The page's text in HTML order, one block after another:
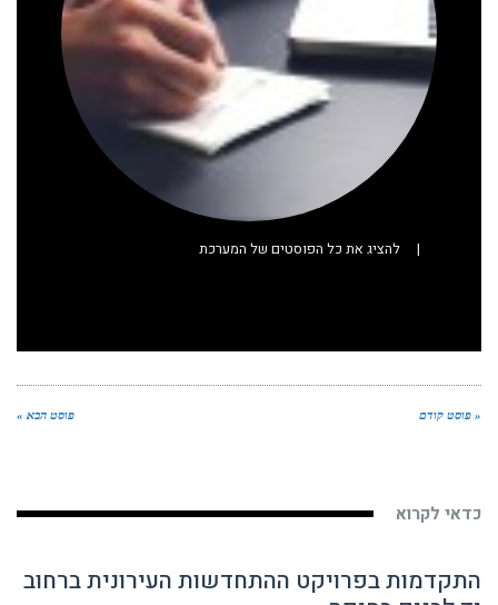
| להציג את כל הפוסטים של המערכת
« פוסט קודם פוסט הבא »
כדאי לקרוא
התקדמות בפרויקט ההתחדשות העירונית ברחוב